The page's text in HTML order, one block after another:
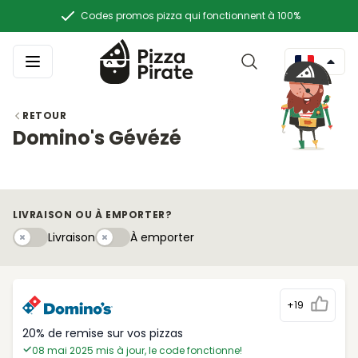
Codes promos pizza qui fonctionnent à 100%
RETOUR
Domino's Gévézé
LIVRAISON OU À EMPORTER?
LivraisonLivraisonÀ emportery
À emporter
+19
20% de remise sur vos pizzas
08 mai 2025 mis à jour, le code fonctionne!